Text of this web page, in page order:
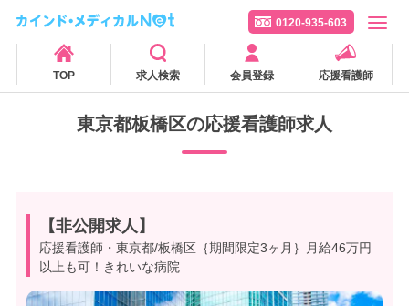
0120-935-603
TOP 求人検索 会員登録 応援看護師
東京都板橋区の応援看護師求人
【非公開求人】
応援看護師・東京都/板橋区｛期間限定3ヶ月｝月給46万円
以上も可！きれいな病院